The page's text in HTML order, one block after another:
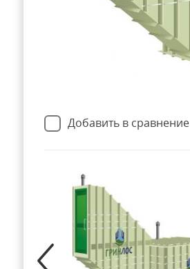
Добавить в сравнение